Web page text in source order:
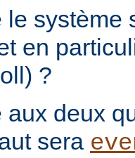
le système
en
?
aux deux
sera